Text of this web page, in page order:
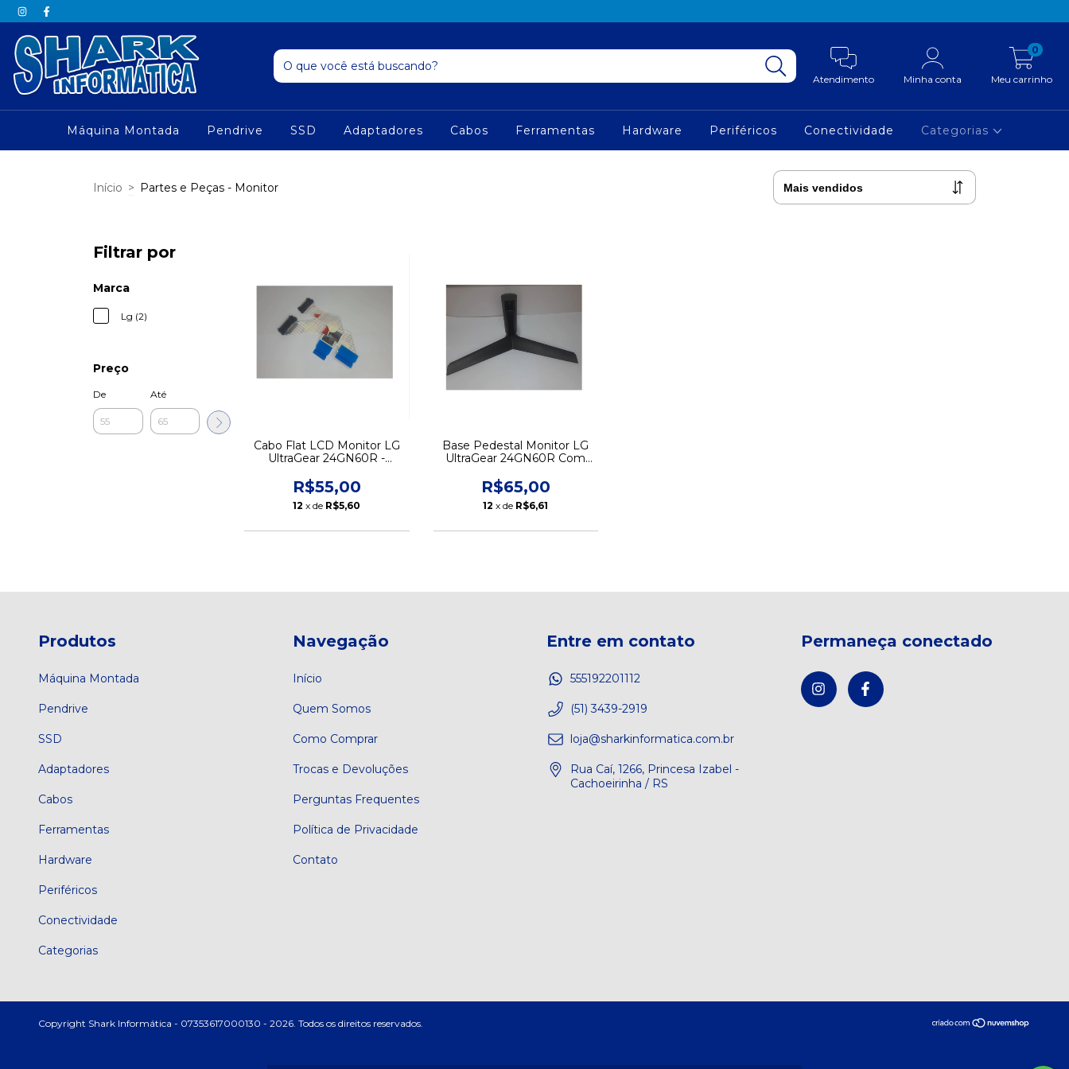
Atendimento Minha conta Meu carrinho
0
Máquina Montada Pendrive SSD Adaptadores Cabos Ferramentas Hardware Periféricos Conectividade Categorias
Início > Partes e Peças - Monitor
Filtrar por
Marca
Lg (2)
Preço
De Até
Cabo Flat LCD Monitor LG
UltraGear 24GN60R -
R$55,00
12 x de R$5,60
Base Pedestal Monitor LG
UltraGear 24GN60R Com
USADO
R$65,00
12 x de R$6,61
Produtos
Máquina Montada
Pendrive
SSD
Adaptadores
Cabos
Ferramentas
Hardware
Periféricos
Conectividade
Categorias
Navegação
Início
Quem Somos
Como Comprar
Trocas e Devoluções
Perguntas Frequentes
Política de Privacidade
Contato
Entre em contato
555192201112
(51) 3439-2919
loja@sharkinformatica.com.br
Rua Caí, 1266, Princesa Izabel -
Cachoeirinha / RS
Permaneça conectado
Copyright Shark Informática - 07353617000130 - 2026. Todos os direitos reservados.